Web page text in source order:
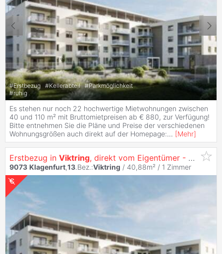
#Erstbezug #Kellerabteil #Parkmöglichkeit
#ruhig
Es stehen nur noch 22 hochwertige Mietwohnungen zwischen
40 und 110 m² mit Bruttomietpreisen ab € 880, zur Verfügung!
Bitte entnehmen Sie die Pläne und Preise der verschiedenen
Wohnungsgrößen auch direkt auf der Homepage:... [Mehr]
Erstbezug in Viktring, direkt vom Eigentümer - Singletraum - Garconniere mit Südterrasse und Küche
9073 Klagenfurt,13.Bez.:Viktring / 40,88m² / 1 Zimmer